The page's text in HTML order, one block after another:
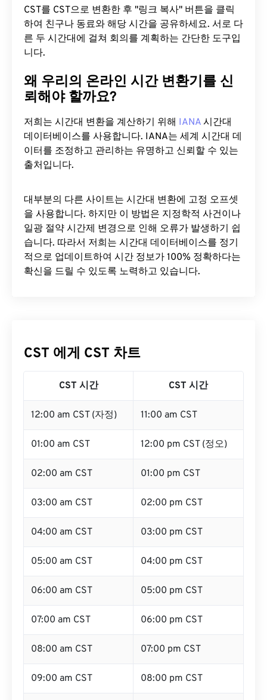
CST를 CST으로 변환한 후 "링크 복사" 버튼을 클릭
하여 친구나 동료와 해당 시간을 공유하세요. 서로 다
른 두 시간대에 걸쳐 회의를 계획하는 간단한 도구입
니다.
왜 우리의 온라인 시간 변환기를 신
뢰해야 할까요?
저희는 시간대 변환을 계산하기 위해 IANA 시간대
데이터베이스를 사용합니다. IANA는 세계 시간대 데
이터를 조정하고 관리하는 유명하고 신뢰할 수 있는
출처입니다.
대부분의 다른 사이트는 시간대 변환에 ​​고정 오프셋
을 사용합니다. 하지만 이 방법은 지정학적 사건이나
일광 절약 시간제 변경으로 인해 오류가 발생하기 쉽
습니다. 따라서 저희는 시간대 데이터베이스를 정기
적으로 업데이트하여 시간 정보가 100% 정확하다는
확신을 드릴 수 있도록 노력하고 있습니다.
CST 에게 CST 차트
CST 시간 CST 시간
12:00 am CST (자정) 11:00 am CST
01:00 am CST 12:00 pm CST (정오)
02:00 am CST 01:00 pm CST
03:00 am CST 02:00 pm CST
04:00 am CST 03:00 pm CST
05:00 am CST 04:00 pm CST
06:00 am CST 05:00 pm CST
07:00 am CST 06:00 pm CST
08:00 am CST 07:00 pm CST
09:00 am CST 08:00 pm CST